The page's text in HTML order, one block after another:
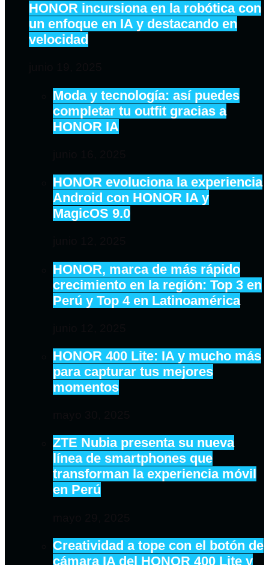
HONOR incursiona en la robótica con
un enfoque en IA y destacando en
velocidad
Moda y tecnología: así puedes
completar tu outfit gracias a
HONOR IA
HONOR evoluciona la experiencia
Android con HONOR IA y
MagicOS 9.0
HONOR, marca de más rápido
crecimiento en la región: Top 3 en
Perú y Top 4 en Latinoamérica
HONOR 400 Lite: IA y mucho más
para capturar tus mejores
momentos
ZTE Nubia presenta su nueva
línea de smartphones que
transforman la experiencia móvil
en Perú
Creatividad a tope con el botón de
cámara IA del HONOR 400 Lite y